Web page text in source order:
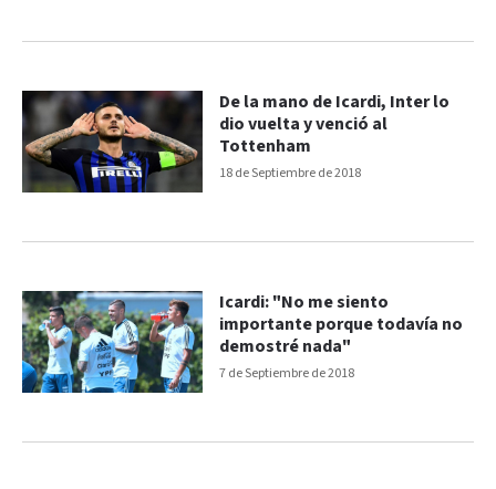
18 de Septiembre de 2018
De la mano de Icardi, Inter lo
dio vuelta y venció al
Tottenham
7 de Septiembre de 2018
Icardi: "No me siento
importante porque todavía no
demostré nada"